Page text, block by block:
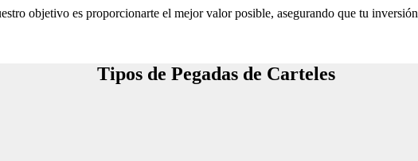
objetivo es proporcionarte el mejor valor posible, asegurando que tu
Tipos de Pegadas de Carteles